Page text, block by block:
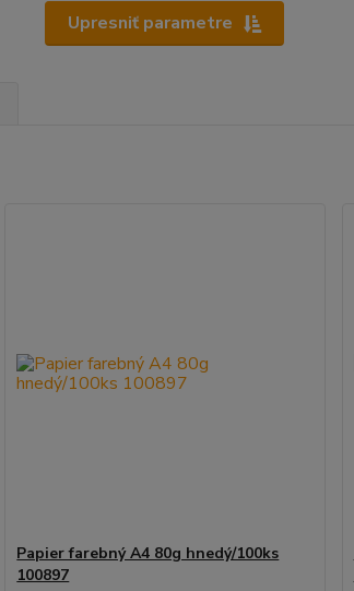
Upresniť parametre
Papier farebný A4 80g hnedý/100ks
100897